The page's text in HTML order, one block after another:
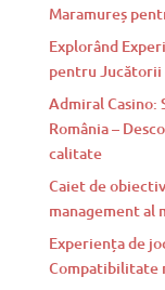
Maramureș
Explorând
pentru Jucătorii
Admiral Casino:
România –
calitate
Caiet de
management al
Experiența de
Compatibilitate